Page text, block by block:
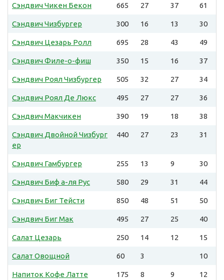
Сэндвич Чикен Бекон 665 27 37 61
Сэндвич Чизбургер 300 16 13 30
Сэндвич Цезарь Ролл 695 28 43 49
Сэндвич Филе-о-фиш 350 15 16 37
Сэндвич Роял Чизбургер 505 32 27 34
Сэндвич Роял Де Люкс 495 27 27 36
Сэндвич Макчикен 390 19 18 38
Сэндвич Двойной Чизбург
ер
440 27 23 31
Сэндвич Гамбургер 255 13 9 30
Сэндвич Биф а-ля Рус 580 29 31 44
Сэндвич Биг Тейсти 850 48 51 50
Сэндвич Биг Мак 495 27 25 40
Салат Цезарь 250 14 12 15
Салат Овощной 60 3 10
Напиток Кофе Латте 175 8 9 12